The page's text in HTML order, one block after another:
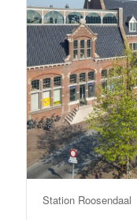
Station Roosendaal